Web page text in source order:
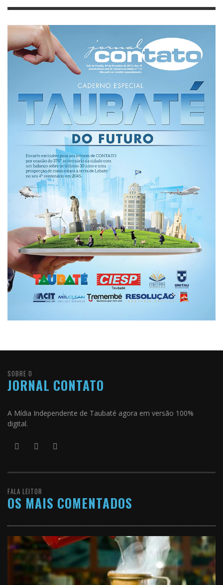
SOBRE O
JORNAL CONTATO
A Mídia Independente de Taubaté agora em versão 100%
digital.
FALA LEITOR
OS MAIS COMENTADOS